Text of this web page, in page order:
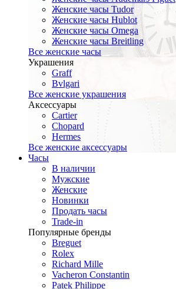
Женские часы Tudor
Женские часы Hublot
Женские часы Omega
Женские часы Breitling
Все женские часы
Украшения
Graff
Bvlgari
Все женские украшения
Аксессуары
Cartier
Chopard
Hermes
Все женские аксессуары
Часы
В наличии
Мужские
Женские
Новинки
Продать часы
Trade-in
Популярные бренды
Breguet
Rolex
Richard Mille
Vacheron Constantin
Patek Philippe